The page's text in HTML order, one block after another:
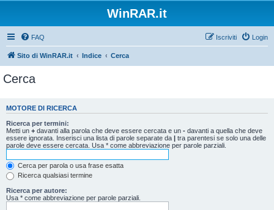
WinRAR.it
FAQ Login
Iscriviti
Sito di WinRAR.it Indice Cerca
Cerca
MOTORE DI RICERCA
Ricerca per termini:
Metti un + davanti alla parola che deve essere cercata e un - davanti a quella che deve
essere ignorata. Inserisci una lista di parole separate da | tra parentesi se solo una delle
parole deve essere cercata. Usa * come abbreviazione per parole parziali.
Cerca per parola o usa frase esatta
Ricerca qualsiasi termine
Ricerca per autore:
Usa * come abbreviazione per parole parziali.